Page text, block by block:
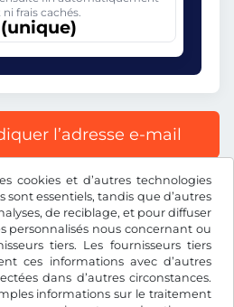
cookies et d’autres technologies
sont essentiels, tandis que d’autres
de reciblage, et pour diffuser
personnalisés nous concernant ou
tiers. Les fournisseurs tiers
ces informations avec d’autres
dans d’autres circonstances.
informations sur le traitement
frais cachés.
(unique)
l’adresse e-mail
incluse.